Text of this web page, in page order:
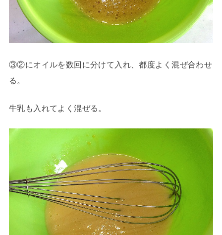
③②にオイルを数回に分けて入れ、都度よく混ぜ合わせ
る。
牛乳も入れてよく混ぜる。